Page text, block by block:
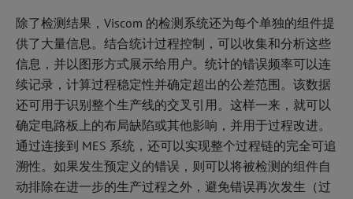
除了检测结果，Viscom 的检测系统还为每个单独的组件提
供了大量信息。结合统计过程控制，可以收集和分析这些
信息，并以图形方式展示给用户。统计的错误频率可以连
续记录，计算过程稳定性并确定超出的公差范围。该数据
还可用于识别整个生产线的交叉引用。这样一来，就可以
确定电路板上的布局缺陷或其他影响，并用于过程改进。
通过连接到 MES 系统，还可以实现整个过程链的完全可追
溯性。如果发生预定义的错误，则可以将被检测的组件自
动排除在进一步的生产过程之外，避免错误再次发生（过